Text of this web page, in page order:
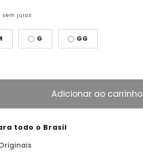
sem juros
G GG
Adicionar ao carrinho
todo o Brasil